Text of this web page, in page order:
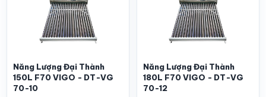
Năng Lượng Đại Thành
150L F70 VIGO - DT-VG
70-10
Năng Lượng Đại Thành
180L F70 VIGO - DT-VG
70-12